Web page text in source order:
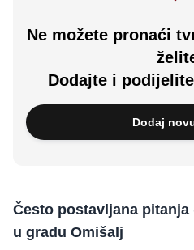
Ne možete pronaći
Dodajte i
Dodaj
Često postavljana
u gradu Omišalj